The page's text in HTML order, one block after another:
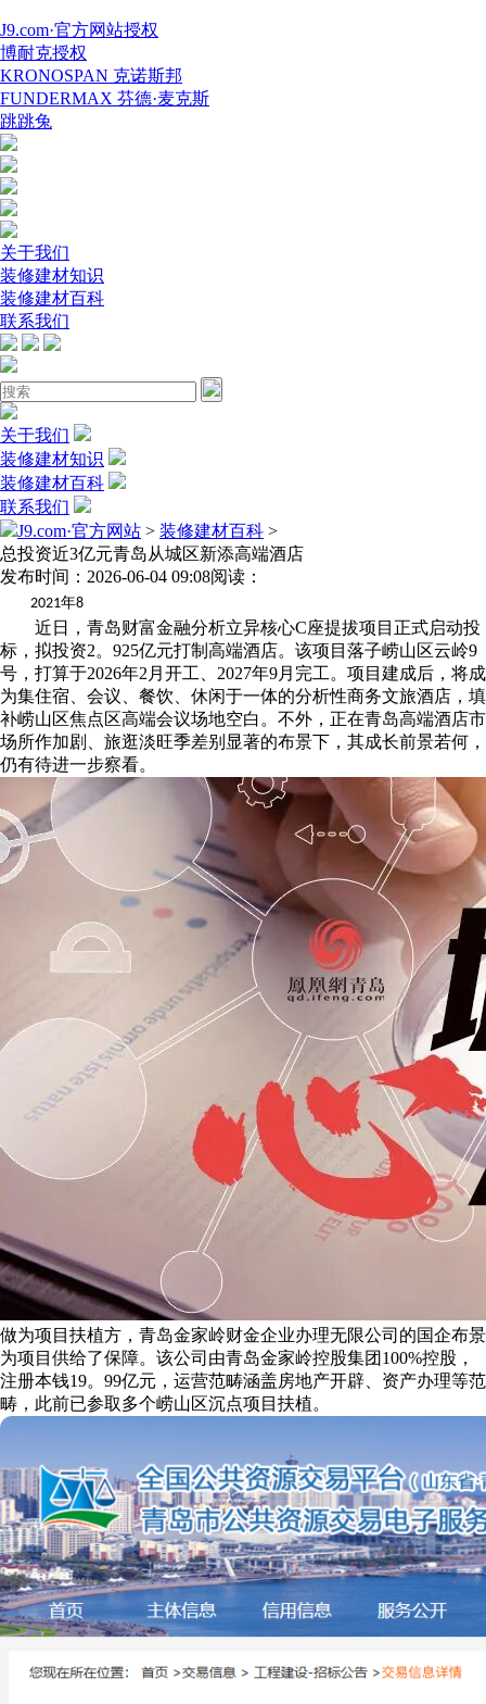
J9.com·官方网站授权
博耐克授权
KRONOSPAN 克诺斯邦
FUNDERMAX 芬德·麦克斯
跳跳兔
关于我们
装修建材知识
装修建材百科
联系我们
关于我们
装修建材知识
装修建材百科
联系我们
J9.com·官方网站 > 装修建材百科 >
总投资近3亿元青岛从城区新添高端酒店
发布时间：2026-06-04 09:08阅读：
2021年8
近日，青岛财富金融分析立异核心C座提拔项目正式启动投
标，拟投资2。925亿元打制高端酒店。该项目落子崂山区云岭9
号，打算于2026年2月开工、2027年9月完工。项目建成后，将成
为集住宿、会议、餐饮、休闲于一体的分析性商务文旅酒店，填
补崂山区焦点区高端会议场地空白。不外，正在青岛高端酒店市
场所作加剧、旅逛淡旺季差别显著的布景下，其成长前景若何，
仍有待进一步察看。
做为项目扶植方，青岛金家岭财金企业办理无限公司的国企布景
为项目供给了保障。该公司由青岛金家岭控股集团100%控股，
注册本钱19。99亿元，运营范畴涵盖房地产开辟、资产办理等范
畴，此前已参取多个崂山区沉点项目扶植。